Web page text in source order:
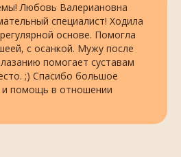
Любовь Валериановна
специалист! Ходила
основе. Помогла
с осанкой. Мужу после
помогает суставам
;) Спасибо большое
и помощь в отношении